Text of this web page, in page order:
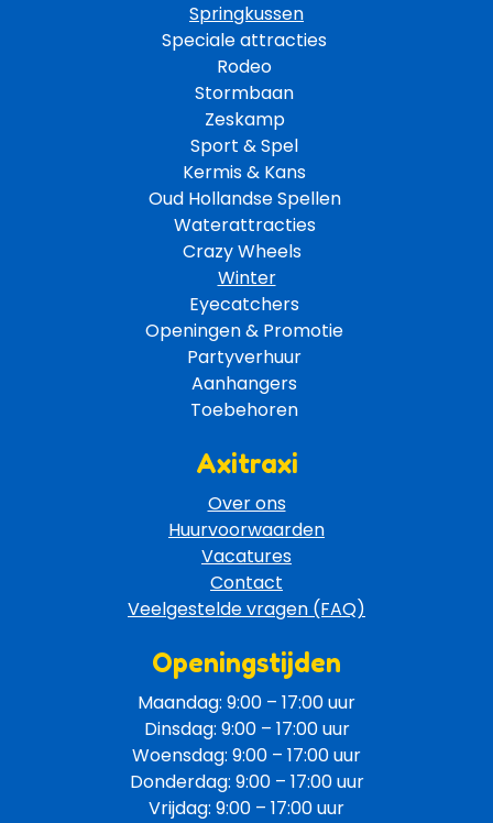
Springkussen
Speciale attracties
Rodeo
Stormbaan
Zeskamp
Sport & Spel
Kermis & Kans
Oud Hollandse Spellen
Waterattracties
Crazy Wheels
Winter
Eyecatchers
Openingen & Promotie
Partyverhuur
Aanhangers
Toebehoren
Axitraxi
Over ons
Huurvoorwaarden
Vacatures
Contact
Veelgestelde vragen (FAQ)
Openingstijden
Maandag: 9:00 – 17:00 uur
Dinsdag: 9:00 – 17:00 uur
Woensdag: 9:00 – 17:00 uur
Donderdag: 9:00 – 17:00 uur
Vrijdag: 9:00 – 17:00 uur